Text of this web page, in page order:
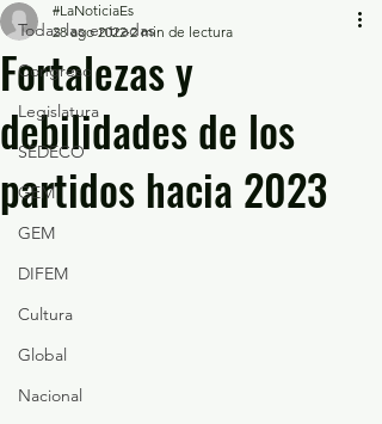
Todas las entradas
Congreso
Legislatura
SEDECO
GEM
GEM
DIFEM
Cultura
Global
Nacional
Fortalezas y
debilidades de los
partidos hacia 2023
#LaNoticiaEs
28 ago 2022 2 min de lectura